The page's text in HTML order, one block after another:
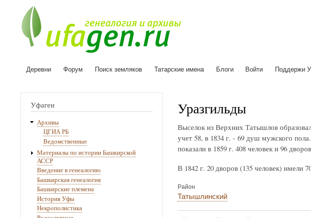
Основная
Деревни Форум Поиск земляков Татарские имена Блоги Войти Поддержи
Уразгильды
Выселок из Верхних Татышлов
учет 58, в 1834 г. - 69 душ мужского
показали в 1859 г. 408 человек и 96
В 1842 г. 20 дворов (135 человек) имели
Район
Татышлинский
Уфаген
Архивы
ЦГИА РБ
Ведомственные
Материалы по истории Башкирской
АССР
Введение в генеалогию
Башкирская генеалогия
Башкирские племена
История Уфы
Некрополистика